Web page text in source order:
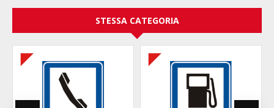
STESSA CATEGORIA